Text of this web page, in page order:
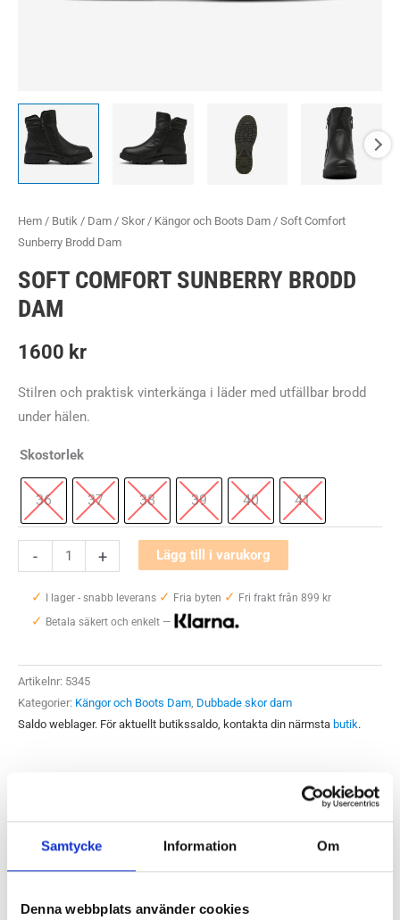
Samtycke Information Om
Denna webbplats använder cookies
Hem / Butik / Dam / Skor/ Kängor och Boots Dam / Soft Comfort
Sunberry Brodd Dam
SOFT COMFORT SUNBERRY BRODD
DAM
1600 kr
Stilren och praktisk vinterkänga i läder med utfällbar brodd
under hälen.
Skostorlek
36 37 38 39 40 41
-
Comfort
Sunberry
Brodd
mängd
+ Lägg till i varukorg
✓ I lager - snabb leverans ✓ Fria byten ✓ Fri frakt från 899 kr
✓ Betala säkert och enkelt —
Artikelnr: 5345
Kategorier: Kängor och Boots Dam, Dubbade skor dam
Saldo weblager. För aktuellt butikssaldo, kontakta din närmsta butik.
Soft Comfort Sunberry Brodd är en praktisk vintersko med
ut brodden vid behov och lika enkelt fäller du tillbaks den när